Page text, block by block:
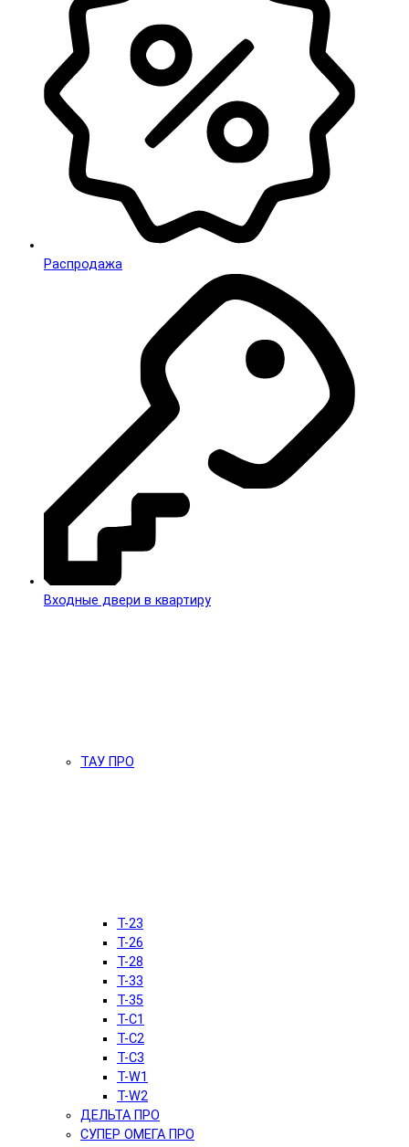
Распродажа
Входные двери в квартиру
ТАУ ПРО
T-23
T-26
T-28
T-33
T-35
T-C1
T-C2
T-C3
T-W1
T-W2
ДЕЛЬТА ПРО
СУПЕР ОМЕГА ПРО